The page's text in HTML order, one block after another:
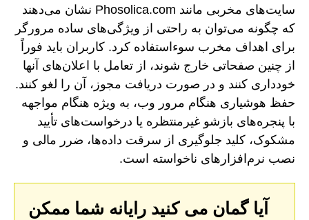
سایت‌های مخربی مانند Phosolica.com نشان می‌دهند
که چگونه می‌توان به راحتی از ویژگی‌های ساده مرورگر
برای اهداف مخرب سوءاستفاده کرد. کاربران باید فوراً
از چنین صفحاتی خارج شوند، از تعامل با اعلان‌های آنها
خودداری کنند و در صورت دریافت مجوز، آن را لغو کنند.
حفظ هوشیاری هنگام مرور وب، به ویژه هنگام مواجهه
با پنجره‌های بازشو غیرمنتظره یا درخواست‌های تأیید
مشکوک، کلید جلوگیری از سرقت داده‌ها، ضرر مالی و
نصب نرم‌افزارهای ناخواسته است.
آیا گمان می کنید رایانه شما ممکن